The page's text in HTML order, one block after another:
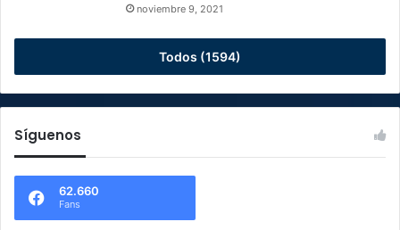
noviembre 9, 2021
Todos (1594)
Síguenos
62.660
Fans